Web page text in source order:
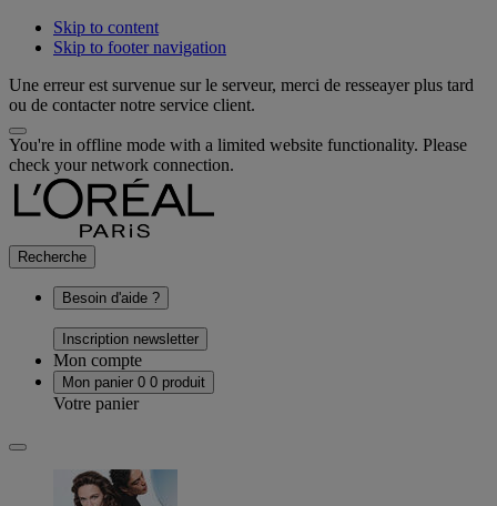
Skip to content
Skip to footer navigation
Une erreur est survenue sur le serveur, merci de resseayer plus tard
ou de contacter notre service client.
You're in offline mode with a limited website functionality. Please
check your network connection.
Recherche
Besoin d'aide ?
Inscription newsletter
Mon compte
Mon panier 0 0 produit
Votre panier